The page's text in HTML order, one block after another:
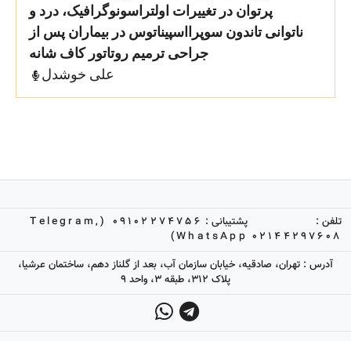
پرتوان در تغییرات اولتراسونوگرافیک، درد و
ناتوانی تاندون سوپرااسپیناتوس در بیماران پس از
جراحی ترمیم روتاتور کاف شانه
علی خوشدل
تلفن :
02144297608
پشتیبانی :
09102274756 (Telegram,
WhatsApp)
آدرس : تهران، صادقیه، خیابان سازمان آب، بعد از گلناز دهم، ساختمان عرشیا،
پلاک 312، طبقه 3، واحد 9